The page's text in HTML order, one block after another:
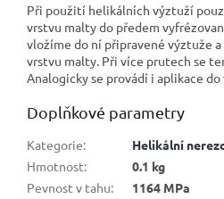
Při použití helikálních výztuží
vrstvu malty do předem
vložíme do ní připravené výztuže
vrstvu malty. Při více prutech se
Analogicky se provádí i aplikace
Doplňkové parametry
Kategorie:
Helikální
Hmotnost:
0.1 kg
Pevnost v tahu:
1164 MPa